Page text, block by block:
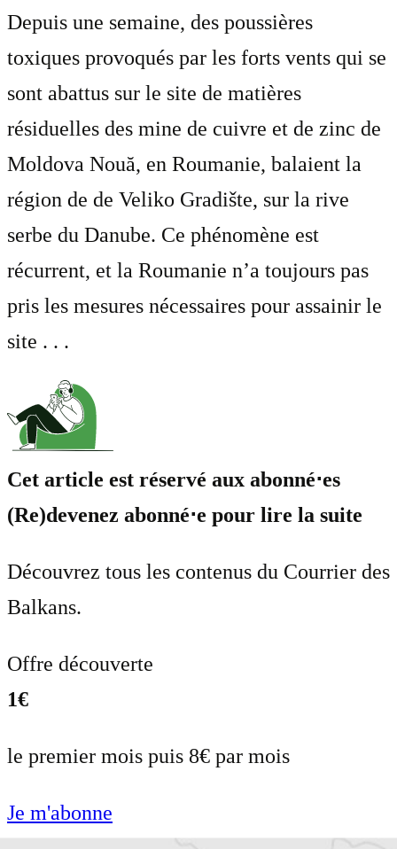
Depuis une semaine, des poussières
toxiques provoqués par les forts vents qui se
sont abattus sur le site de matières
résiduelles des mine de cuivre et de zinc de
Moldova Nouă, en Roumanie, balaient la
région de de Veliko Gradište, sur la rive
serbe du Danube. Ce phénomène est
récurrent, et la Roumanie n’a toujours pas
pris les mesures nécessaires pour assainir le
site . . .
Cet article est réservé aux abonné⋅es
(Re)devenez abonné⋅e pour lire la suite
Découvrez tous les contenus du Courrier des
Balkans.
Offre découverte
1€
le premier mois puis 8€ par mois
Je m'abonne